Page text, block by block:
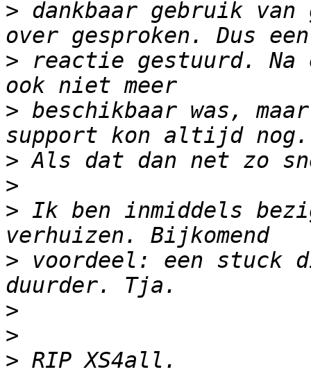
> dankbaar gebruik
> reactie gestuurd. Na
> beschikbaar was,
>
>
> Ik ben inmiddels
> voordeel: een stuck
>
>
>